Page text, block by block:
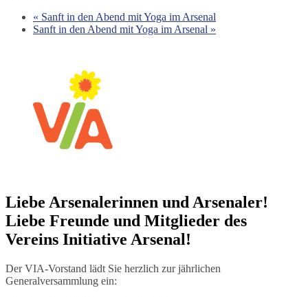
« Sanft in den Abend mit Yoga im Arsenal
Sanft in den Abend mit Yoga im Arsenal »
Liebe Arsenalerinnen und Arsenaler!
Liebe Freunde und Mitglieder des
Vereins Initiative Arsenal!
Der VIA-Vorstand lädt Sie herzlich zur jährlichen
Generalversammlung ein: